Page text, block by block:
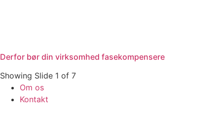
Derfor bør din virksomhed fasekompensere
Showing Slide 1 of 7
Om os
Kontakt